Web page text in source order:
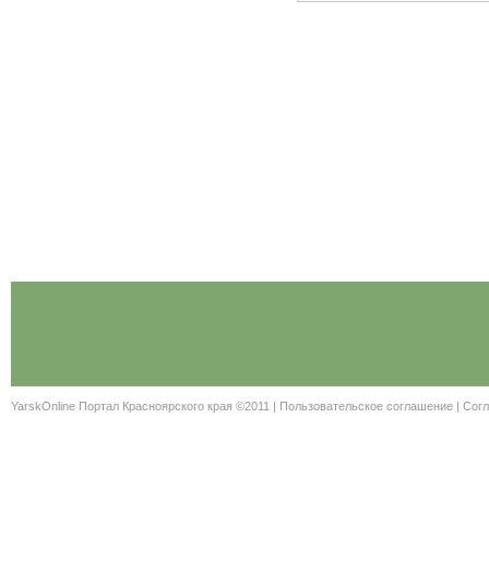
YarskOnline Портал Красноярского края ©2011 | Пользовательское соглашение |